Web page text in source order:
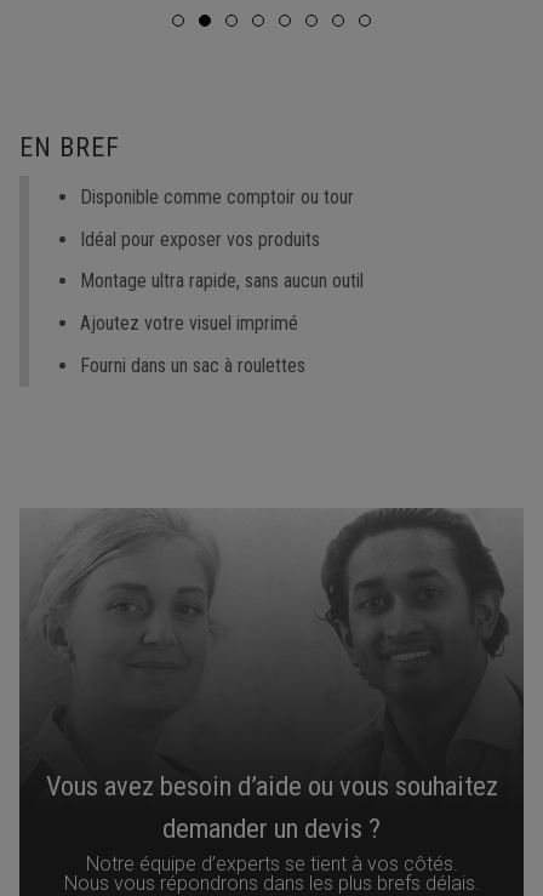
EN BREF
Disponible comme comptoir ou tour
Idéal pour exposer vos produits
Montage ultra rapide, sans aucun outil
Ajoutez votre visuel imprimé
Fourni dans un sac à roulettes
Vous avez besoin d’aide ou vous souhaitez
demander un devis ?
Notre équipe d’experts se tient à vos côtés.
Nous vous répondrons dans les plus brefs délais.